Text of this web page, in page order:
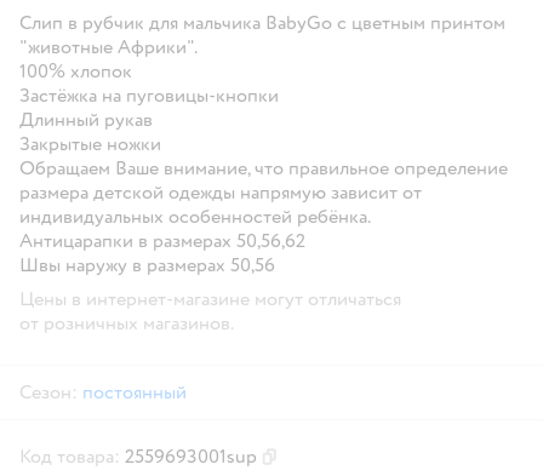
Слип в рубчик для мальчика BabyGo с цветным принтом
"животные Африки".
100% хлопок
Застёжка на пуговицы-кнопки
Длинный рукав
Закрытые ножки
Обращаем Ваше внимание, что правильное определение
размера детской одежды напрямую зависит от
индивидуальных особенностей ребёнка.
Антицарапки в размерах 50,56,62
Швы наружу в размерах 50,56
Цены в интернет-магазине могут отличаться
от розничных магазинов.
Сезон: постоянный
Код товара: 2559693001sup